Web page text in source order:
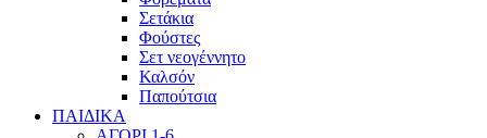
Σετάκια
Φούστες
Σετ νεογέννητο
Καλσόν
Παπούτσια
ΠΑΙΔΙΚΑ